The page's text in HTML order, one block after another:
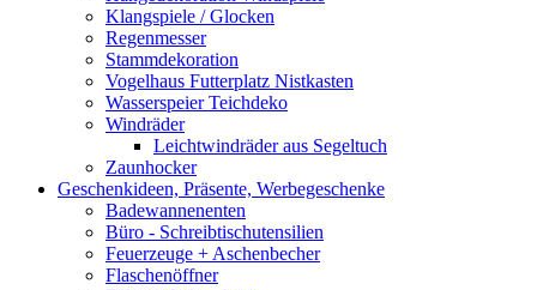
Klangspiele / Glocken
Regenmesser
Stammdekoration
Vogelhaus Futterplatz Nistkasten
Wasserspeier Teichdeko
Windräder
Leichtwindräder aus Segeltuch
Zaunhocker
Geschenkideen, Präsente, Werbegeschenke
Badewannenenten
Büro - Schreibtischutensilien
Feuerzeuge + Aschenbecher
Flaschenöffner